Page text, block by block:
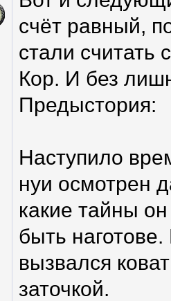
счёт равный,
стали считать
Кор. И без
Предыстория:
Наступило
нуи осмотрен
какие тайны
быть
вызвался
заточкой.